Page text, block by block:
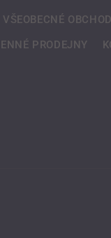
VŠEOBECNÉ
PRODEJNY